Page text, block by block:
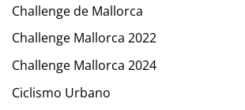
Challenge de Mallorca
Challenge Mallorca 2022
Challenge Mallorca 2024
Ciclismo Urbano